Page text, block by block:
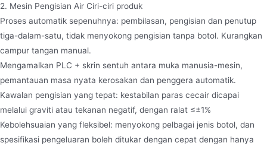
2. Mesin Pengisian Air Ciri-ciri produk
Proses automatik sepenuhnya: pembilasan, pengisian dan penutup
tiga-dalam-satu, tidak menyokong pengisian tanpa botol. Kurangkan
campur tangan manual.
Mengamalkan PLC + skrin sentuh antara muka manusia-mesin,
pemantauan masa nyata kerosakan dan penggera automatik.
Kawalan pengisian yang tepat: kestabilan paras cecair dicapai
melalui graviti atau tekanan negatif, dengan ralat ≤±1%
Kebolehsuaian yang fleksibel: menyokong pelbagai jenis botol, dan
spesifikasi pengeluaran boleh ditukar dengan cepat dengan hanya